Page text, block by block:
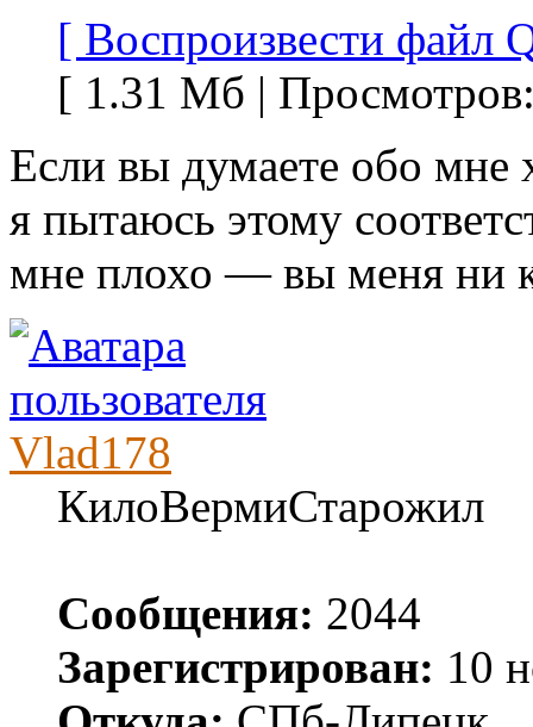
[ Воспроизвести файл
[ 1.31 Мб |
Если вы думаете обо
я пытаюсь этому
мне плохо — вы меня ни
Vlad178
КилоВермиСтарожил
Сообщения: 2044
Зарегистрирован: 10